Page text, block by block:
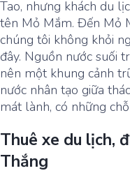
Tao, nhưng khách du
tên Mỏ Mắm. Đến Mỏ
chúng tôi không khỏi
đây. Nguồn nước suối
nên một khung cảnh
nước nhân tạo giữa
mát lành, có những
Thuê xe du lịch,
Thắng